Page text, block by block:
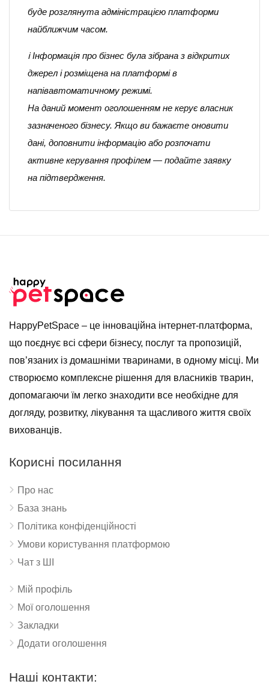
буде розглянута адміністрацією платформи
найближчим часом.
ℹ️ Інформація про бізнес була зібрана з відкритих
джерел і розміщена на платформі в
напівавтоматичному режимі.
На даний момент оголошенням не керує власник
зазначеного бізнесу. Якщо ви бажаєте оновити
дані, доповнити інформацію або розпочати
активне керування профілем — подайте заявку
на підтвердження.
HappyPetSpace – це інноваційна інтернет-платформа,
що поєднує всі сфери бізнесу, послуг та пропозицій,
пов’язаних із домашніми тваринами, в одному місці. Ми
створюємо комплексне рішення для власників тварин,
допомагаючи їм легко знаходити все необхідне для
догляду, розвитку, лікування та щасливого життя своїх
вихованців.
Корисні посилання
Про нас
База знань
Політика конфіденційності
Умови користування платформою
Чат з ШІ
Мій профіль
Мої оголошення
Закладки
Додати оголошення
Наші контакти: